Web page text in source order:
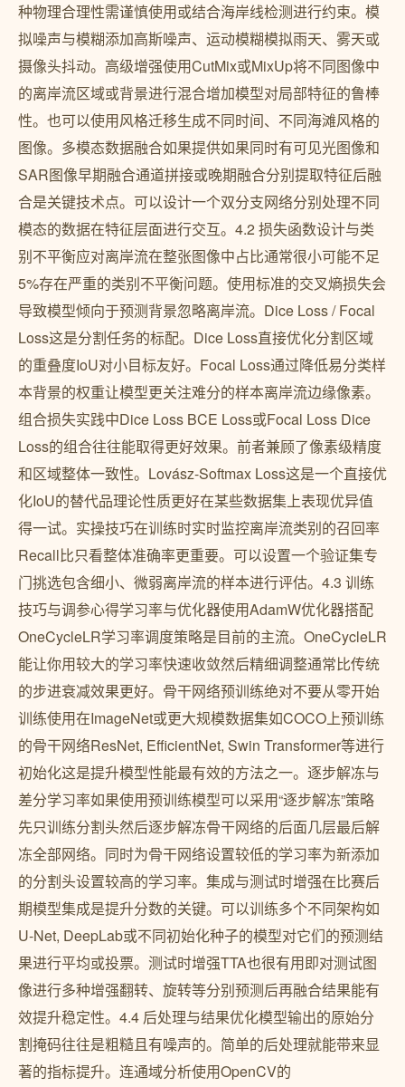
种物理合理性需谨慎使用或结合海岸线检测进行约束。模
拟噪声与模糊添加高斯噪声、运动模糊模拟雨天、雾天或
摄像头抖动。高级增强使用CutMix或MixUp将不同图像中
的离岸流区域或背景进行混合增加模型对局部特征的鲁棒
性。也可以使用风格迁移生成不同时间、不同海滩风格的
图像。多模态数据融合如果提供如果同时有可见光图像和
SAR图像早期融合通道拼接或晚期融合分别提取特征后融
合是关键技术点。可以设计一个双分支网络分别处理不同
模态的数据在特征层面进行交互。4.2 损失函数设计与类
别不平衡应对离岸流在整张图像中占比通常很小可能不足
5%存在严重的类别不平衡问题。使用标准的交叉熵损失会
导致模型倾向于预测背景忽略离岸流。Dice Loss / Focal
Loss这是分割任务的标配。Dice Loss直接优化分割区域
的重叠度IoU对小目标友好。Focal Loss通过降低易分类样
本背景的权重让模型更关注难分的样本离岸流边缘像素。
组合损失实践中Dice Loss BCE Loss或Focal Loss Dice
Loss的组合往往能取得更好效果。前者兼顾了像素级精度
和区域整体一致性。Lovász-Softmax Loss这是一个直接优
化IoU的替代品理论性质更好在某些数据集上表现优异值
得一试。实操技巧在训练时实时监控离岸流类别的召回率
Recall比只看整体准确率更重要。可以设置一个验证集专
门挑选包含细小、微弱离岸流的样本进行评估。4.3 训练
技巧与调参心得学习率与优化器使用AdamW优化器搭配
OneCycleLR学习率调度策略是目前的主流。OneCycleLR
能让你用较大的学习率快速收敛然后精细调整通常比传统
的步进衰减效果更好。骨干网络预训练绝对不要从零开始
训练使用在ImageNet或更大规模数据集如COCO上预训练
的骨干网络ResNet, EfficientNet, Swin Transformer等进行
初始化这是提升模型性能最有效的方法之一。逐步解冻与
差分学习率如果使用预训练模型可以采用“逐步解冻”策略
先只训练分割头然后逐步解冻骨干网络的后面几层最后解
冻全部网络。同时为骨干网络设置较低的学习率为新添加
的分割头设置较高的学习率。集成与测试时增强在比赛后
期模型集成是提升分数的关键。可以训练多个不同架构如
U-Net, DeepLab或不同初始化种子的模型对它们的预测结
果进行平均或投票。测试时增强TTA也很有用即对测试图
像进行多种增强翻转、旋转等分别预测后再融合结果能有
效提升稳定性。4.4 后处理与结果优化模型输出的原始分
割掩码往往是粗糙且有噪声的。简单的后处理就能带来显
著的指标提升。连通域分析使用OpenCV的